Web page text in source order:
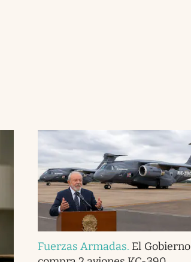
Fuerzas Armadas. El Gobierno